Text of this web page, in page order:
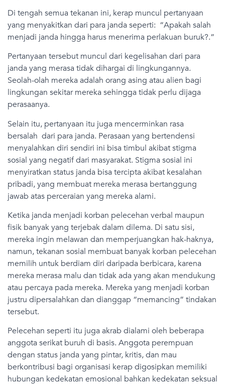
Di tengah semua tekanan ini, kerap muncul pertanyaan
yang menyakitkan dari para janda seperti: “Apakah salah
menjadi janda hingga harus menerima perlakuan buruk?.”
Pertanyaan tersebut muncul dari kegelisahan dari para
janda yang merasa tidak dihargai di lingkungannya.
Seolah-olah mereka adalah orang asing atau alien bagi
lingkungan sekitar mereka sehingga tidak perlu dijaga
perasaanya.
Selain itu, pertanyaan itu juga mencerminkan rasa
bersalah dari para janda. Perasaan yang bertendensi
menyalahkan diri sendiri ini bisa timbul akibat stigma
sosial yang negatif dari masyarakat. Stigma sosial ini
menyiratkan status janda bisa tercipta akibat kesalahan
pribadi, yang membuat mereka merasa bertanggung
jawab atas perceraian yang mereka alami.
Ketika janda menjadi korban pelecehan verbal maupun
fisik banyak yang terjebak dalam dilema. Di satu sisi,
mereka ingin melawan dan memperjuangkan hak-haknya,
namun, tekanan sosial membuat banyak korban pelecehan
memilih untuk berdiam diri daripada berbicara, karena
mereka merasa malu dan tidak ada yang akan mendukung
atau percaya pada mereka. Mereka yang menjadi korban
justru dipersalahkan dan dianggap “memancing” tindakan
tersebut.
Pelecehan seperti itu juga akrab dialami oleh beberapa
anggota serikat buruh di basis. Anggota perempuan
dengan status janda yang pintar, kritis, dan mau
berkontribusi bagi organisasi kerap digosipkan memiliki
hubungan kedekatan emosional bahkan kedekatan seksual